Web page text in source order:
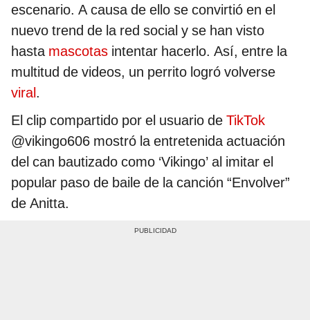
escenario. A causa de ello se convirtió en el
nuevo trend de la red social y se han visto
hasta mascotas intentar hacerlo. Así, entre la
multitud de videos, un perrito logró volverse
viral.
El clip compartido por el usuario de TikTok
@vikingo606 mostró la entretenida actuación
del can bautizado como ‘Vikingo’ al imitar el
popular paso de baile de la canción “Envolver”
de Anitta.